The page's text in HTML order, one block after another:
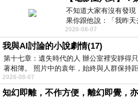
不知道大家有沒有發
果你跟他說：「我昨
出一種慈祥的微笑，然
2026-08-07
我與AI討論的小說劇情(17)
第十七章：遺失時代的人 辦公室裡安靜得
著相簿。 照片中的袁年，始終與人群保持
2026-08-07
知幻即離，不作方便，離幻即覺，